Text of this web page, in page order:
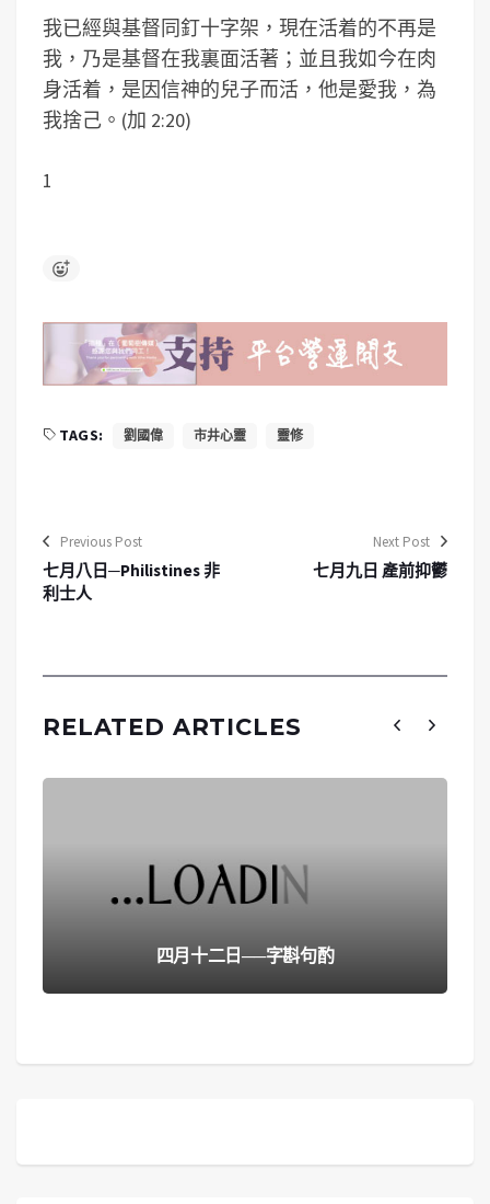
我已經與基督同釘十字架，現在活着的不再是
我，乃是基督在我裏面活著；並且我如今在肉
身活着，是因信神的兒子而活，他是愛我，為
我捨己。(加 2:20)
1
TAGS: 劉國偉 市井心靈 靈修
Previous Post
七月八日─Philistines 非
利士人
Next Post
七月九日 產前抑鬱
RELATED ARTICLES
四月十二日──字斟句酌